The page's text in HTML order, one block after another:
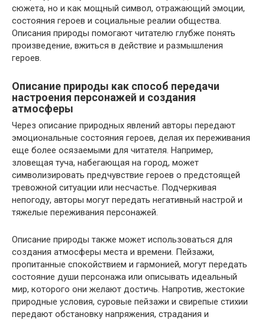
сюжета, но и как мощный символ, отражающий эмоции,
состояния героев и социальные реалии общества.
Описания природы помогают читателю глубже понять
произведение, вжиться в действие и размышления
героев.
Описание природы как способ передачи
настроения персонажей и создания
атмосферы
Через описание природных явлений авторы передают
эмоциональные состояния героев, делая их переживания
еще более осязаемыми для читателя. Например,
зловещая туча, набегающая на город, может
символизировать предчувствие героев о предстоящей
тревожной ситуации или несчастье. Подчеркивая
непогоду, авторы могут передать негативный настрой и
тяжелые переживания персонажей.
Описание природы также может использоваться для
создания атмосферы места и времени. Пейзажи,
пропитанные спокойствием и гармонией, могут передать
состояние души персонажа или описывать идеальный
мир, которого они желают достичь. Напротив, жестокие
природные условия, суровые пейзажи и свирепые стихии
передают обстановку напряжения, страдания и